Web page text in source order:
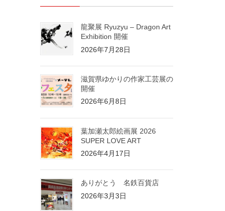
龍聚展 Ryuzyu – Dragon Art
Exhibition 開催
2026年7月28日
滋賀県ゆかりの作家工芸展の
開催
2026年6月8日
葉加瀬太郎絵画展 2026
SUPER LOVE ART
2026年4月17日
ありがとう 名鉄百貨店
2026年3月3日